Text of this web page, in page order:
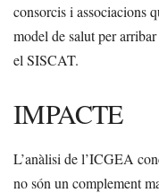
consorcis i associacions
model de salut per
el SISCAT.
IMPACTE
L’anàlisi de l’ICGEA
no són un complement